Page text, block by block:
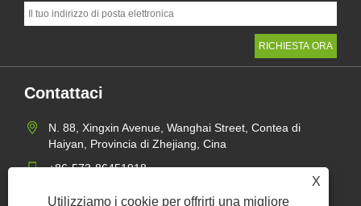
X
Utilizziamo i cookie per offrirti una migliore
Contattaci
N. 88, Xingxin Avenue, Wanghai Street, Contea di
Haiyan, Provincia di Zhejiang, Cina
+86-573-86451918